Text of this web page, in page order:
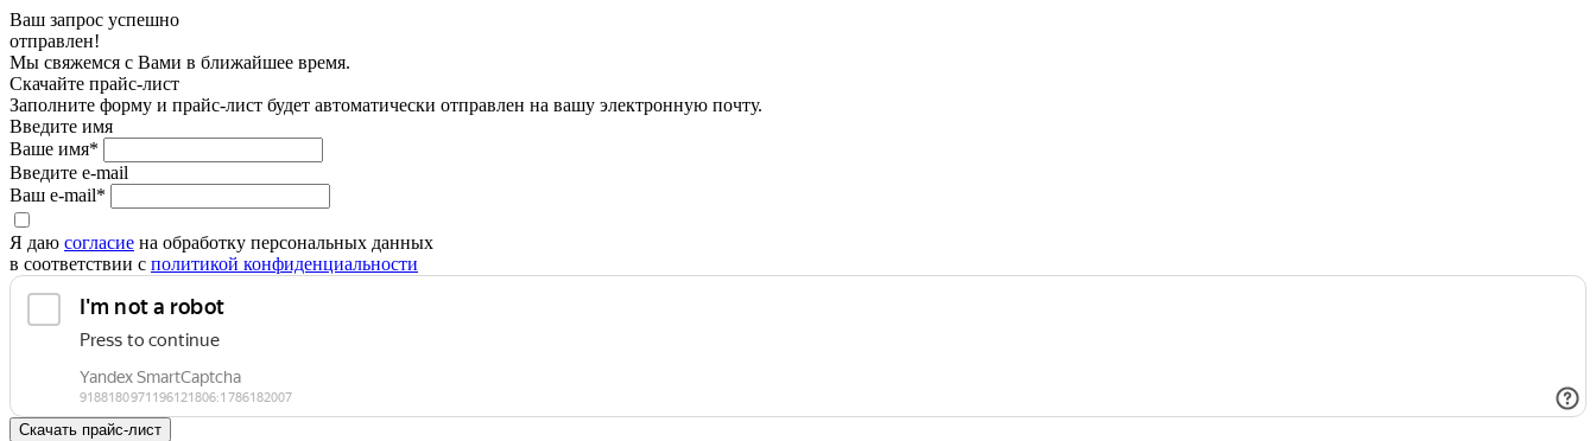
Ваш запрос успешно
отправлен!
Мы свяжемся с Вами в ближайшее время.
Скачайте прайс-лист
Заполните форму и прайс-лист будет автоматически отправлен на вашу электронную почту.
Введите имя
Ваше имя*
Введите e-mail
Ваш e-mail*
Я даю согласие на обработку персональных данных
в соответствии с политикой конфиденциальности